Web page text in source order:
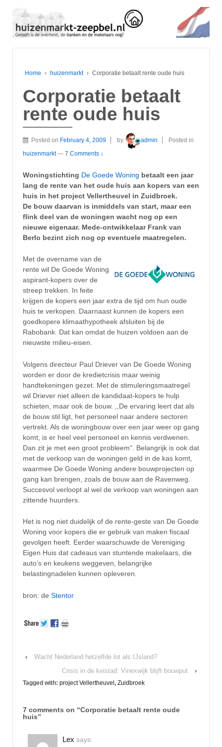
Home › huizenmarkt › Corporatie betaalt rente oude huis
Corporatie betaalt
rente oude huis
Posted on February 4, 2009 by admin
Posted in
huizenmarkt — 7 Comments ↓
Woningstichting De Goede Woning betaalt een jaar
lang de rente van het oude huis aan kopers van een
huis in het project Vellertheuvel in Zuidbroek.
De bouw daarvan is inmiddels van start, maar een
flink deel van de woningen wacht nog op een
nieuwe eigenaar. Mede-ontwikkelaar Frank van
Berlo bezint zich nog op eventuele maatregelen.
Met de overname van de
rente wil De Goede Woning
aspirant-kopers over de
streep trekken. In feite
krijgen de kopers een jaar extra de tijd om hun oude
huis te verkopen. Daarnaast kunnen de kopers een
goedkopere klimaathypotheek afsluiten bij de
Rabobank. Dat kan omdat de huizen voldoen aan de
nieuwste milieu-eisen.
Volgens directeur Paul Driever van De Goede Woning
worden er door de kredietcrisis maar weinig
handtekeningen gezet. Met de stimuleringsmaatregel
wil Driever niet alleen de kandidaat-kopers te hulp
schieten, maar ook de bouw. ,,De ervaring leert dat als
de bouw stil ligt, het personeel naar andere sectoren
vertrekt. Als de woningbouw over een jaar weer op gang
komt, is er heel veel personeel en kennis verdwenen.
Dan zit je met een groot probleem”. Belangrijk is ook dat
met de verkoop van de woningen geld in de kas komt,
waarmee De Goede Woning andere bouwprojecten op
gang kan brengen, zoals de bouw aan de Ravenweg.
Succesvol verloopt al wel de verkoop van woningen aan
zittende huurders.
Het is nog niet duidelijk of de rente-geste van De Goede
Woning voor kopers die er gebruik van maken fiscaal
gevolgen heeft. Eerder waarschuwde de Vereniging
Eigen Huis dat cadeaus van stuntende makelaars, die
auto’s en keukens weggeven, belangrijke
belastingnadelen kunnen opleveren.
bron: de Stentor
‹
Wacht Nederland hetzelfde lot als IJsland?
Crisis in de keistad: Vinexwijk blijft bouwput
›
Tagged with: project Vellertheuvel , Zuidbroek
7 comments on “Corporatie betaalt rente oude
huis”
Lex says: